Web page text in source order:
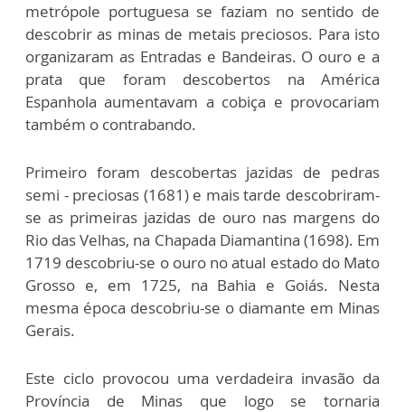
metrópole portuguesa se faziam no sentido de
descobrir as minas de metais preciosos. Para isto
organizaram as Entradas e Bandeiras. O ouro e a
prata que foram descobertos na América
Espanhola aumentavam a cobiça e provocariam
também o contrabando.
Primeiro foram descobertas jazidas de pedras
semi - preciosas (1681) e mais tarde descobriram-
se as primeiras jazidas de ouro nas margens do
Rio das Velhas, na Chapada Diamantina (1698). Em
1719 descobriu-se o ouro no atual estado do Mato
Grosso e, em 1725, na Bahia e Goiás. Nesta
mesma época descobriu-se o diamante em Minas
Gerais.
Este ciclo provocou uma verdadeira invasão da
Província de Minas que logo se tornaria